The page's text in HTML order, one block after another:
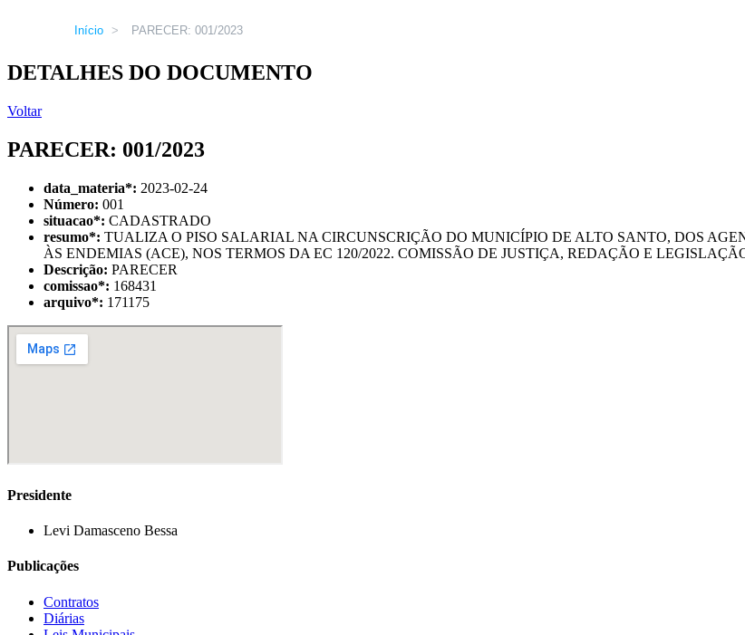
Início > PARECER: 001/2023
DETALHES DO DOCUMENTO
Voltar
PARECER: 001/2023
data_materia*: 2023-02-24
Número: 001
situacao*: CADASTRADO
resumo*: TUALIZA O PISO SALARIAL NA CIRCUNSCRIÇÃO DO MUNICÍPIO DE ALTO SANTO, DOS
ÀS ENDEMIAS (ACE), NOS TERMOS DA EC 120/2022. COMISSÃO DE JUSTIÇA, REDAÇÃO E
Descrição: PARECER
comissao*: 168431
arquivo*: 171175
Presidente
Levi Damasceno Bessa
Publicações
Contratos
Diárias